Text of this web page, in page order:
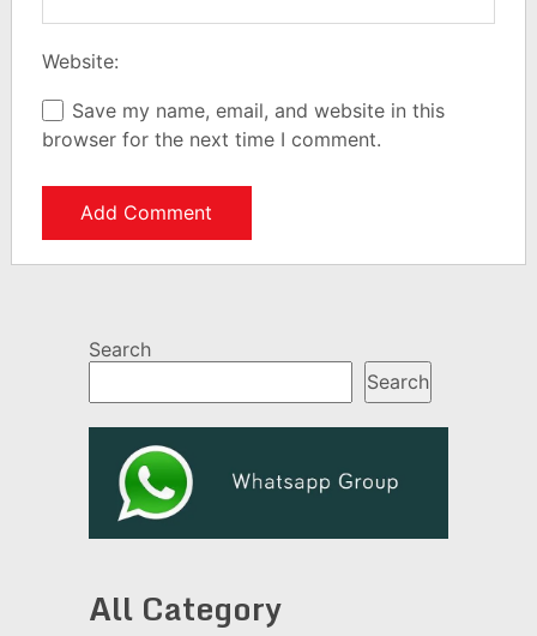
Website:
Save my name, email, and website in this
browser for the next time I comment.
Search
Search
All Category